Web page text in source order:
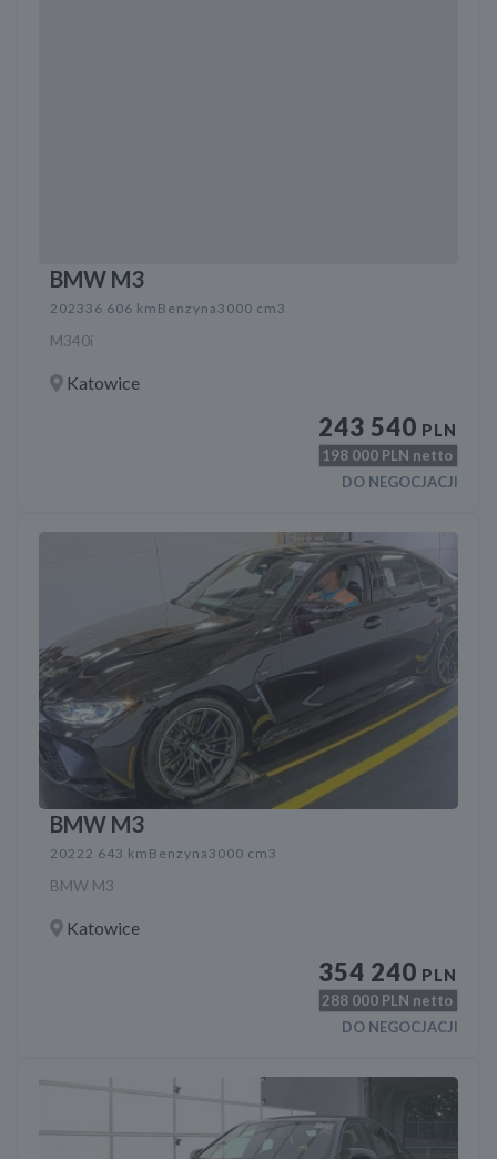
BMW M3
202336 606 km Benzyna3000 cm3
M340i
Katowice
243 540 PLN
198 000 PLN netto
DO NEGOCJACJI
BMW M3
20222 643 km Benzyna3000 cm3
BMW M3
Katowice
354 240 PLN
288 000 PLN netto
DO NEGOCJACJI